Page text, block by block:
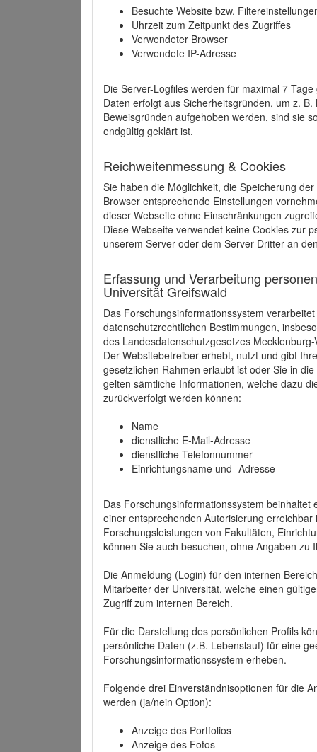
Besuchte Website bzw.
Uhrzeit zum Zeitpunkt des Zugriffes
Verwendeter Browser
Verwendete IP-Adresse
Die Server-Logfiles werden für maximal 7
Daten erfolgt aus Sicherheitsgründen, um z.
Beweisgründen aufgehoben werden, sind sie
endgültig geklärt ist.
Reichweitenmessung & Cookies
Sie haben die Möglichkeit, die Speicherung
Browser entsprechende Einstellungen
dieser Webseite ohne Einschränkungen
Diese Webseite verwendet keine Cookies zur
unserem Server oder dem Server Dritter an
Erfassung und Verarbeitung
Universität Greifswald
Das Forschungsinformationssystem
datenschutzrechtlichen Bestimmungen,
des Landesdatenschutzgesetzes
Der Websitebetreiber erhebt, nutzt und gibt
gesetzlichen Rahmen erlaubt ist oder Sie in
gelten sämtliche Informationen, welche dazu
zurückverfolgt werden können:
Name
dienstliche E-Mail-Adresse
dienstliche Telefonnummer
Einrichtungsname und -Adresse
Das Forschungsinformationssystem beinhaltet
einer entsprechenden Autorisierung
Forschungsleistungen von Fakultäten,
können Sie auch besuchen, ohne Angaben zu
Die Anmeldung (Login) für den internen
Mitarbeiter der Universität, welche einen
Zugriff zum internen Bereich.
Für die Darstellung des persönlichen Profils
persönliche Daten (z.B. Lebenslauf) für eine
Forschungsinformationssystem erheben.
Folgende drei Einverständnisoptionen für die
werden (ja/nein Option):
Anzeige des Portfolios
Anzeige des Fotos